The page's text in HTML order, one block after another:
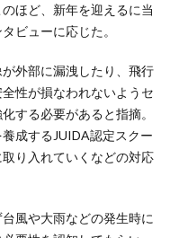
ほど、新年を迎えるに当
ビューに応じた。
外部に漏洩したり、飛行
性が損なわれないようセ
する必要があると指摘。
成するJUIDA認定スクー
り入れていくなどの対応
風や大雨などの発生時に